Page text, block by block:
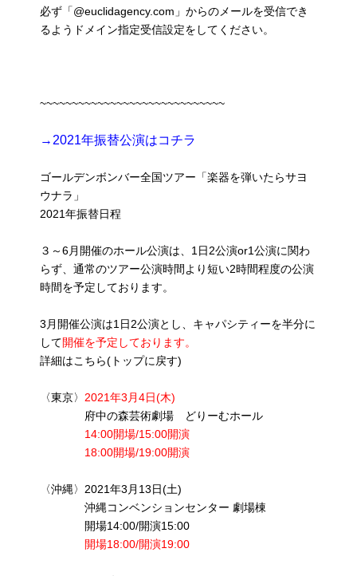
必ず「@euclidagency.com」からのメールを受信でき
るようドメイン指定受信設定をしてください。
~~~~~~~~~~~~~~~~~~~~~~~~~~~~~
→2021年振替公演はコチラ
ゴールデンボンバー全国ツアー「楽器を弾いたらサヨ
ウナラ」
2021年振替日程
３～6月開催のホール公演は、1日2公演or1公演に関わ
らず、通常のツアー公演時間より短い2時間程度の公演
時間を予定しております。
3月開催公演は1日2公演とし、キャパシティーを半分に
して開催を予定しております。
詳細はこちら(トップに戻す)
〈東京〉 2021年3月4日(木)
府中の森芸術劇場 どりーむホール
14:00開場/15:00開演
18:00開場/19:00開演
〈沖縄〉2021年3月13日(土)
沖縄コンベンションセンター 劇場棟
開場14:00/開演15:00
開場18:00/開演19:00